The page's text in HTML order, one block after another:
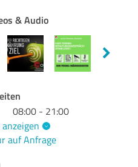
& Audio
08:00 - 21:00
auf Anfrage